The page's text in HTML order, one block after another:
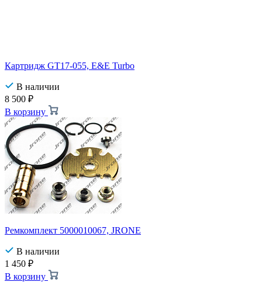
Картридж GT17-055, E&E Turbo
В наличии
8 500 ₽
В корзину
Ремкомплект 5000010067, JRONE
В наличии
1 450 ₽
В корзину